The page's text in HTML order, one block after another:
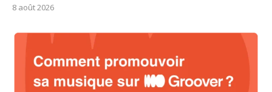
8 août 2026